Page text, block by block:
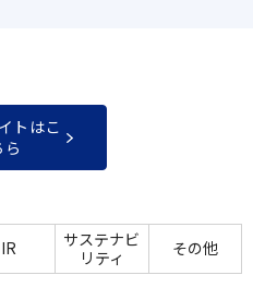
トはこ
ら
IR
サステナビ
リティ
その他